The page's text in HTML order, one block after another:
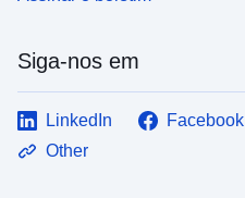
Siga-nos em
LinkedIn Facebook
Other